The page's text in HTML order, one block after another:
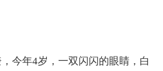
今年4岁，一双闪闪的眼睛，白